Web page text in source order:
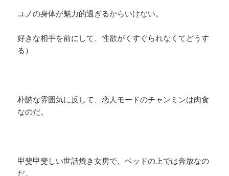
ユノの身体が魅力的過ぎるからいけない。
好きな相手を前にして、性欲がくすぐられなくてどうす
る）
朴訥な雰囲気に反して、恋人モードのチャンミンは肉食
なのだ。
甲斐甲斐しい世話焼き女房で、ベッドの上では奔放なの
だ。